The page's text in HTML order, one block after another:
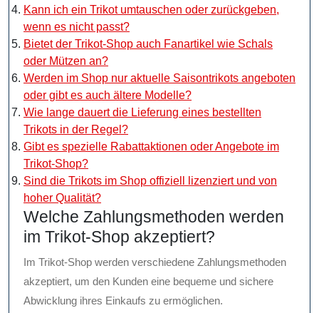
Kann ich ein Trikot umtauschen oder zurückgeben,
wenn es nicht passt?
Bietet der Trikot-Shop auch Fanartikel wie Schals
oder Mützen an?
Werden im Shop nur aktuelle Saisontrikots angeboten
oder gibt es auch ältere Modelle?
Wie lange dauert die Lieferung eines bestellten
Trikots in der Regel?
Gibt es spezielle Rabattaktionen oder Angebote im
Trikot-Shop?
Sind die Trikots im Shop offiziell lizenziert und von
hoher Qualität?
Welche Zahlungsmethoden werden
im Trikot-Shop akzeptiert?
Im Trikot-Shop werden verschiedene Zahlungsmethoden
akzeptiert, um den Kunden eine bequeme und sichere
Abwicklung ihres Einkaufs zu ermöglichen.